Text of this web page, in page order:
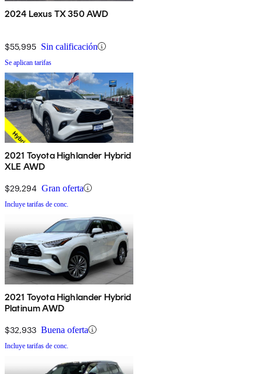
2024 Lexus TX 350 AWD
$55,995 Sin calificación
Se aplican tarifas
2021 Toyota Highlander Hybrid
XLE AWD
$29,294 Gran oferta
Incluye tarifas de conc.
2021 Toyota Highlander Hybrid
Platinum AWD
$32,933 Buena oferta
Incluye tarifas de conc.